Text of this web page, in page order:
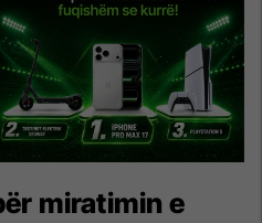
miratimin e